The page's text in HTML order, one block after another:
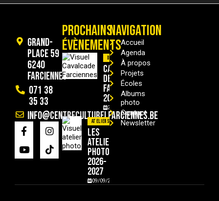
Grand-
Place 59
6240
Farciennes
071 38
35 33
info@centreculturelfarciennes.be
PROCHAINS
ÉVÈNEMENTS
Divers
Cavalcade
de
Farciennes
2026
29/08/2026
Ateliers
Les
ateliers
photo
2026-
2027
09/09/2026
NAVIGATION
Accueil
Agenda
À propos
Projets
Écoles
Albums
photo
Contact
Newsletter